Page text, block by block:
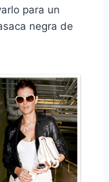
para un
negra de